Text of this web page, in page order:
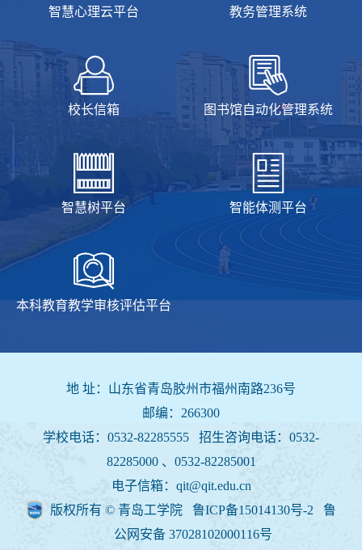
智慧心理云平台 教务管理系统
校长信箱 图书馆自动化管理系统
智慧树平台 智能体测平台
本科教育教学审核评估平台
地 址：山东省青岛胶州市福州南路236号
邮编：266300
学校电话：0532-82285555 招生咨询电话： 0532-
82285000 、0532-82285001
电子信箱：qit@qit.edu.cn
版权所有 © 青岛工学院 鲁ICP备15014130号-2
鲁
公网安备 37028102000116号